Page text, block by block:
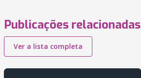
Publicações relacionadas
Ver a lista completa